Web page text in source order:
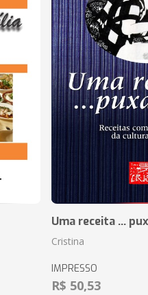
Uma receita ...
Cristina
IMPRESSO
R$ 50,53